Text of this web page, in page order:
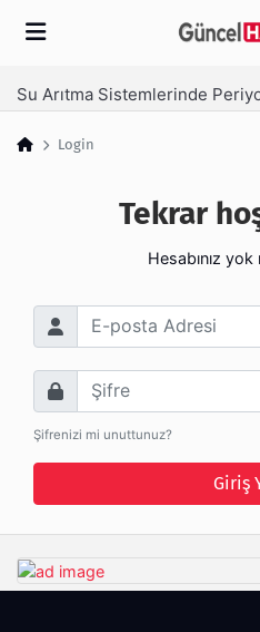
Login
Tekrar
Hesabınız yok
E-posta Adresi
Şifre
Şifrenizi mi unuttunuz?
Giriş